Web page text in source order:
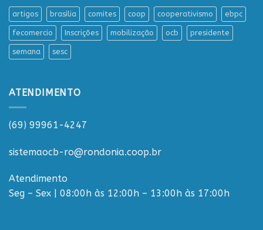
artigos brasilia comites coop cooperativismo ebpc
fecomercio Inscrições mobilização ocb presidente
semana sesc
ATENDIMENTO
(69) 99961-4247
sistemaocb-ro@rondonia.coop.br
Atendimento
Seg – Sex | 08:00h às 12:00h – 13:00h às 17:00h